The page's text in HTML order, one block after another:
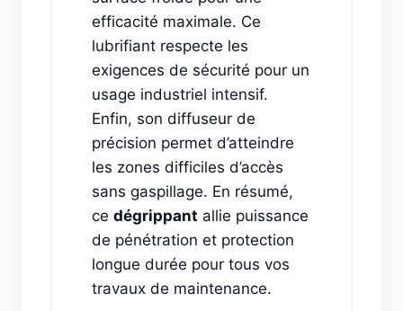
efficacité maximale. Ce
lubrifiant respecte les
exigences de sécurité pour un
usage industriel intensif.
Enfin, son diffuseur de
précision permet d’atteindre
les zones difficiles d’accès
sans gaspillage. En résumé,
ce dégrippant allie puissance
de pénétration et protection
longue durée pour tous vos
travaux de maintenance.